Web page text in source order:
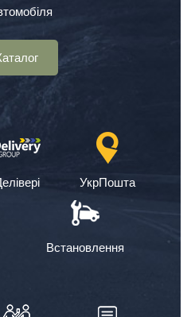
УкрПошта
Встановлення